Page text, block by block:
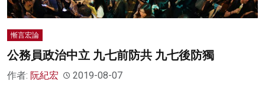
慚言宏論
公務員政治中立 九七前防共 九七後防獨
作者: 阮紀宏 2019-08-07